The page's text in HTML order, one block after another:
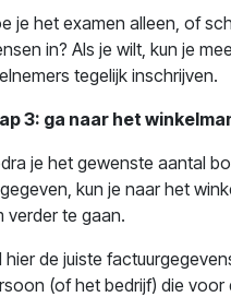
je het examen alleen, of
in? Als je wilt, kun je
tegelijk inschrijven.
3: ga naar het
je het gewenste aantal
kun je naar het
verder te gaan.
hier de juiste
(of het bedrijf) die voor